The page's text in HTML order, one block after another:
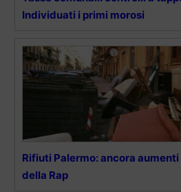
Individuati i primi morosi
Rifiuti Palermo: ancora
della Rap